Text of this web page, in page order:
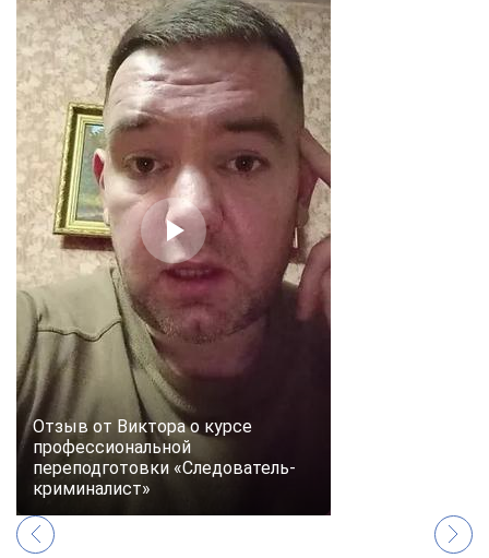
Отзыв от Виктора о курсе
профессиональной
переподготовки «Следователь-
криминалист»